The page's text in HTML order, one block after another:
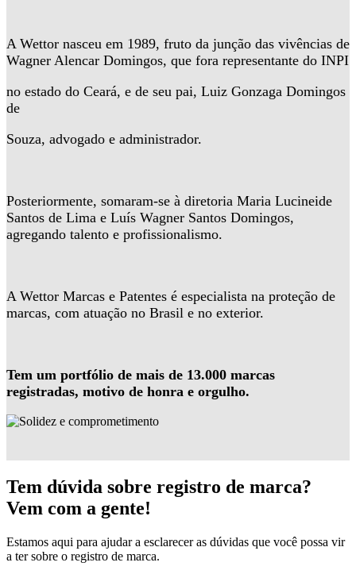
A Wettor nasceu em 1989, fruto da junção das vivências de
Wagner Alencar Domingos, que fora representante do INPI
no estado do Ceará, e de seu pai, Luiz Gonzaga Domingos
de
Souza, advogado e administrador.
Posteriormente, somaram-se à diretoria Maria Lucineide
Santos de Lima e Luís Wagner Santos Domingos,
agregando talento e profissionalismo.
A Wettor Marcas e Patentes é especialista na proteção de
marcas, com atuação no Brasil e no exterior.
Tem um portfólio de mais de 13.000 marcas
registradas, motivo de honra e orgulho.
Tem dúvida sobre registro de marca?
Vem com a gente!
Estamos aqui para ajudar a esclarecer as dúvidas que você possa vir
a ter sobre o registro de marca.